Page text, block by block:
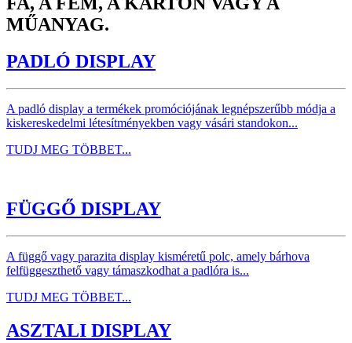
MŰANYAG.
PADLÓ DISPLAY
A padló display a termékek promóciójának legnépszerűbb módja a
kiskereskedelmi létesítményekben vagy vásári standokon...
TUDJ MEG TÖBBET...
FÜGGŐ DISPLAY
A függő vagy parazita display kisméretű polc, amely bárhova
felfüggeszthető vagy támaszkodhat a padlóra is...
TUDJ MEG TÖBBET...
ASZTALI DISPLAY